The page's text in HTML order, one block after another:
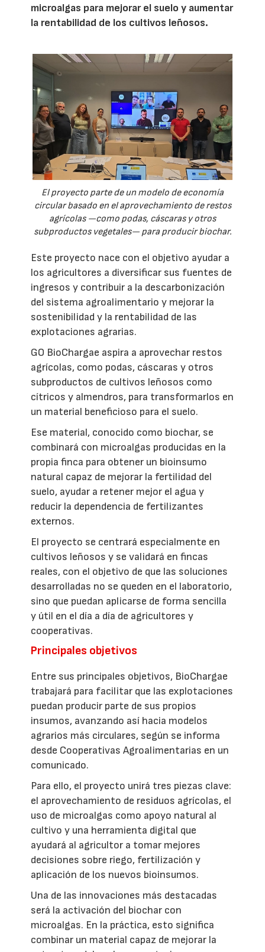
microalgas para mejorar el suelo y aumentar
la rentabilidad de los cultivos leñosos.
El proyecto parte de un modelo de economía
circular basado en el aprovechamiento de restos
agrícolas —como podas, cáscaras y otros
subproductos vegetales— para producir biochar.
Este proyecto nace con el objetivo ayudar a
los agricultores a diversificar sus fuentes de
ingresos y contribuir a la descarbonización
del sistema agroalimentario y mejorar la
sostenibilidad y la rentabilidad de las
explotaciones agrarias.
GO BioChargae aspira a aprovechar restos
agrícolas, como podas, cáscaras y otros
subproductos de cultivos leñosos como
cítricos y almendros, para transformarlos en
un material beneficioso para el suelo.
Ese material, conocido como biochar, se
combinará con microalgas producidas en la
propia finca para obtener un bioinsumo
natural capaz de mejorar la fertilidad del
suelo, ayudar a retener mejor el agua y
reducir la dependencia de fertilizantes
externos.
El proyecto se centrará especialmente en
cultivos leñosos y se validará en fincas
reales, con el objetivo de que las soluciones
desarrolladas no se queden en el laboratorio,
sino que puedan aplicarse de forma sencilla
y útil en el día a día de agricultores y
cooperativas.
Principales objetivos
Entre sus principales objetivos, BioChargae
trabajará para facilitar que las explotaciones
puedan producir parte de sus propios
insumos, avanzando así hacia modelos
agrarios más circulares, según se informa
desde Cooperativas Agroalimentarias en un
comunicado.
Para ello, el proyecto unirá tres piezas clave:
el aprovechamiento de residuos agrícolas, el
uso de microalgas como apoyo natural al
cultivo y una herramienta digital que
ayudará al agricultor a tomar mejores
decisiones sobre riego, fertilización y
aplicación de los nuevos bioinsumos.
Una de las innovaciones más destacadas
será la activación del biochar con
microalgas. En la práctica, esto significa
combinar un material capaz de mejorar la